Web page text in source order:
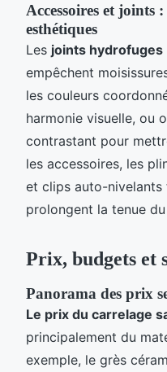
Accessoires et joints
esthétiques
Les joints hydrofuges
empêchent
les couleurs
harmonie visuelle, ou
contrastant pour
les accessoires, les
et clips auto-
prolongent la tenue
Prix, budgets et
Panorama des prix
Le prix du carrelage
principalement du
exemple, le grès